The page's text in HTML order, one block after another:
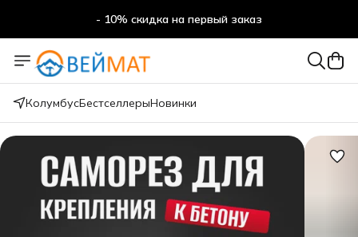
- 10% скидка на первый заказ
- 10% скидка на первый заказ
КолумбусБестселлерыНовинки